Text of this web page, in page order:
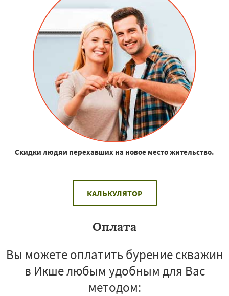
Скидки людям перехавших на новое место жительство.
КАЛЬКУЛЯТОР
Оплата
Вы можете оплатить бурение скважин
в Икше любым удобным для Вас
методом: